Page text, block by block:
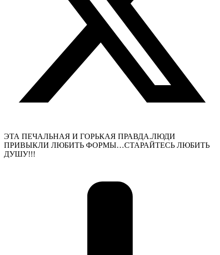
ЭТА ПЕЧАЛЬНАЯ И ГОРЬКАЯ ПРАВДА.ЛЮДИ
ПРИВЫКЛИ ЛЮБИТЬ ФОРМЫ…СТАРАЙТЕСЬ ЛЮБИТЬ
ДУШУ!!!